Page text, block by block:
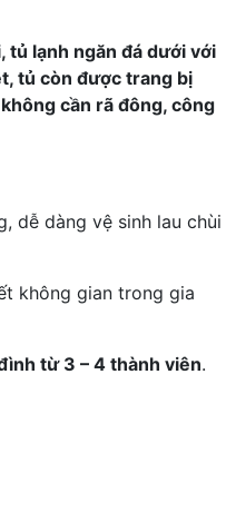
tủ lạnh ngăn đá dưới với
tủ còn được trang bị
cần rã đông, công
dễ dàng vệ sinh lau chùi
không gian trong gia
từ 3 – 4 thành viên.